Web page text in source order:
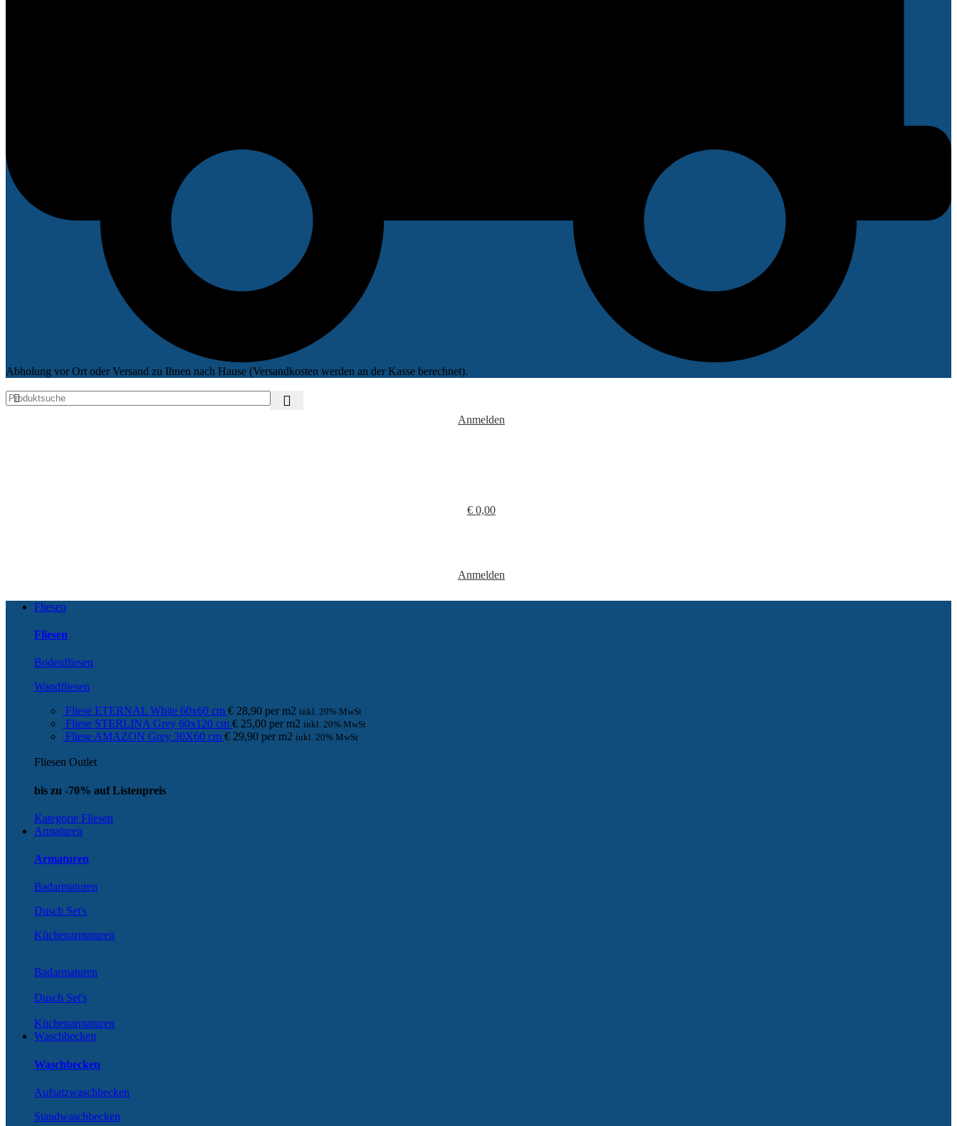
Abholung vor Ort oder Versand zu Ihnen nach Hause (Versandkosten werden an der Kasse berechnet).
Anmelden
€ 0,00
Anmelden
Fliesen
Fliesen
Bodenfliesen
Wandfliesen
Fliese ETERNAL White 60x60 cm € 28,90 per m2 inkl. 20% MwSt
Fliese STERLINA Grey 60x120 cm € 25,00 per m2 inkl. 20% MwSt
Fliese AMAZON Grey 30X60 cm € 29,90 per m2 inkl. 20% MwSt
Fliesen Outlet
bis zu -70% auf Listenpreis
Kategorie Fliesen
Armaturen
Armaturen
Badarmaturen
Dusch Set's
Küchenarmaturen
Badarmaturen
Dusch Set's
Küchenarmaturen
Waschbecken
Waschbecken
Aufsatzwaschbecken
Standwaschbecken